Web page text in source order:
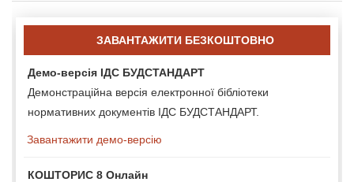
ЗАВАНТАЖИТИ БЕЗКОШТОВНО
Демо-версія ІДС БУДСТАНДАРТ
Демонстраційна версія електронної бібліотеки
нормативних документів ІДС БУДСТАНДАРТ.
Завантажити демо-версію
КОШТОРИС 8 Онлайн